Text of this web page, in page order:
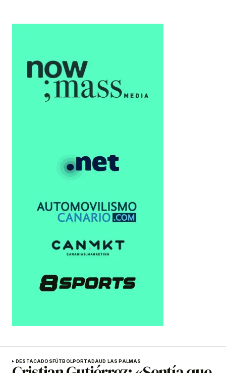
DESTACADOSFÚTBOLPORTADAUD LAS PALMAS